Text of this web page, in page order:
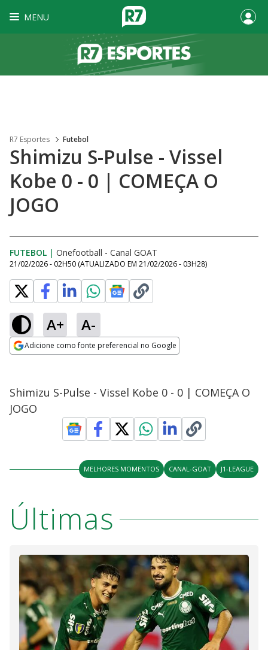
MENU
R7 Esportes Futebol
Shimizu S-Pulse - Vissel
Kobe 0 - 0 | COMEÇA O
JOGO
FUTEBOL | Onefootball - Canal GOAT
21/02/2026 - 02H50 (ATUALIZADO EM 21/02/2026 - 03H28)
A+ A-
Adicione como fonte preferencial no Google
Shimizu S-Pulse - Vissel Kobe 0 - 0 | COMEÇA O
JOGO
MELHORES MOMENTOS CANAL-GOAT J1-LEAGUE
Últimas